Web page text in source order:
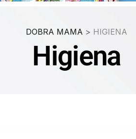
DOBRA MAMA > HIGIENA
Higiena